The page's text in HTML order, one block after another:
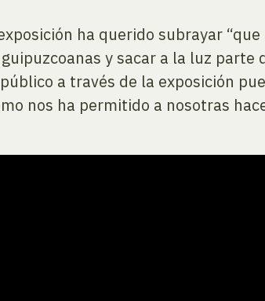
ha querido subrayar
y sacar a la luz parte
a través de la exposición
nos ha permitido a nosotras